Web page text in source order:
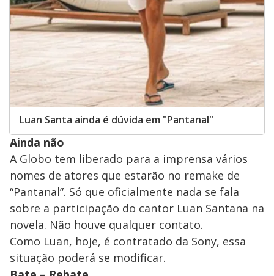
Luan Santa ainda é dúvida em "Pantanal"
Ainda não
A Globo tem liberado para a imprensa vários
nomes de atores que estarão no remake de
“Pantanal”. Só que oficialmente nada se fala
sobre a participação do cantor Luan Santana na
novela. Não houve qualquer contato.
Como Luan, hoje, é contratado da Sony, essa
situação poderá se modificar.